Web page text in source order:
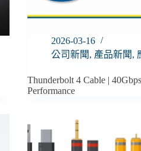
2026-03-16
公司新聞, 產品新聞,
Thunderbolt 4 Cable |
Performance